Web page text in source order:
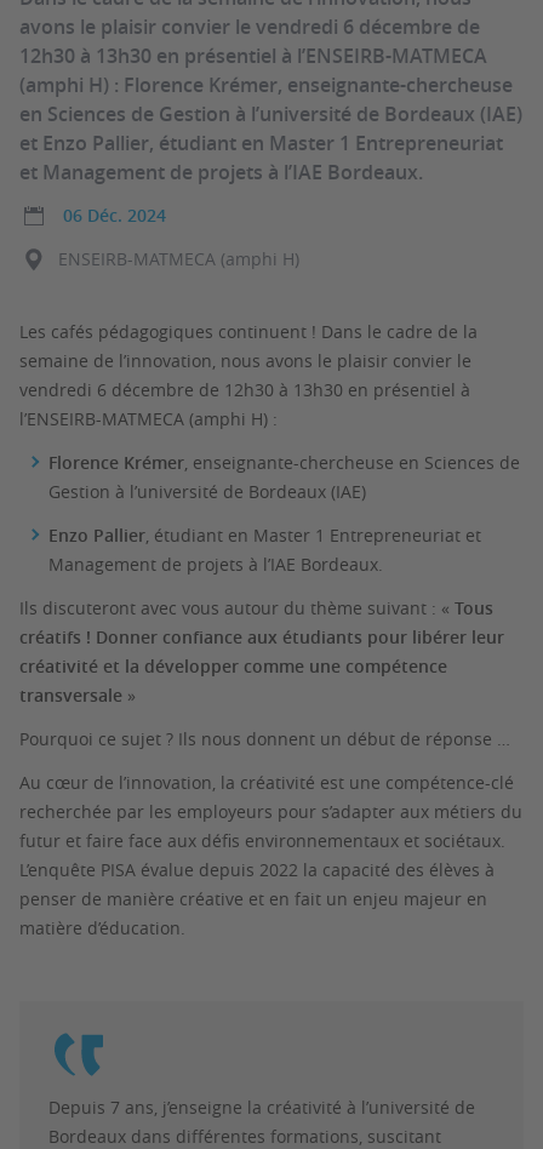
avons le plaisir convier le vendredi 6 décembre de
12h30 à 13h30 en présentiel à l’ENSEIRB-MATMECA
(amphi H) : Florence Krémer, enseignante-chercheuse
en Sciences de Gestion à l’université de Bordeaux (IAE)
et Enzo Pallier, étudiant en Master 1 Entrepreneuriat
et Management de projets à l’IAE Bordeaux.
06 Déc. 2024
ENSEIRB-MATMECA (amphi H)
Les cafés pédagogiques continuent ! Dans le cadre de la
semaine de l’innovation, nous avons le plaisir convier le
vendredi 6 décembre de 12h30 à 13h30 en présentiel à
l’ENSEIRB-MATMECA (amphi H) :
Florence Krémer, enseignante-chercheuse en Sciences de
Gestion à l’université de Bordeaux (IAE)
Enzo Pallier, étudiant en Master 1 Entrepreneuriat et
Management de projets à l’IAE Bordeaux.
Ils discuteront avec vous autour du thème suivant : « Tous
créatifs ! Donner confiance aux étudiants pour libérer leur
créativité et la développer comme une compétence
transversale »
Pourquoi ce sujet ? Ils nous donnent un début de réponse …
Au cœur de l’innovation, la créativité est une compétence-clé
recherchée par les employeurs pour s’adapter aux métiers du
futur et faire face aux défis environnementaux et sociétaux.
L’enquête PISA évalue depuis 2022 la capacité des élèves à
penser de manière créative et en fait un enjeu majeur en
matière d’éducation.
Depuis 7 ans, j’enseigne la créativité à l’université de
Bordeaux dans différentes formations, suscitant